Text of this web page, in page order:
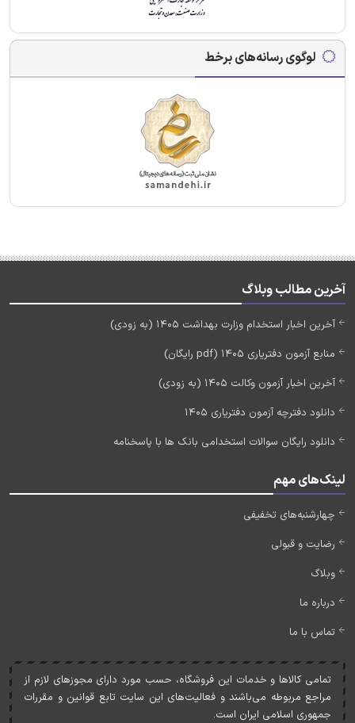
لوگوی رسانه‌های برخط
آخرین مطالب وبلاگ
آخرین اخبار استخدام وزارت بهداشت 1405 (به زودی)
منابع آزمون دفتریاری 1405 (pdf رایگان)
آخرین اخبار آزمون وکالت 1405 (به زودی)
دانلود دفترچه آزمون دفتریاری 1405
دانلود رایگان سوالات استخدامی بانک ها با پاسخنامه
لینک‌های مهم
چهارشنبه‌های تخفیفی
رضایت و قبولی
وبلاگ
درباره ما
تماس با ما
تمامی کالاها و خدمات اين فروشگاه، حسب مورد دارای مجوزهای لازم از
مراجع مربوطه می‌باشند و فعاليت‌های اين سايت تابع قوانين و مقررات
جمهوری اسلامی ايران است.